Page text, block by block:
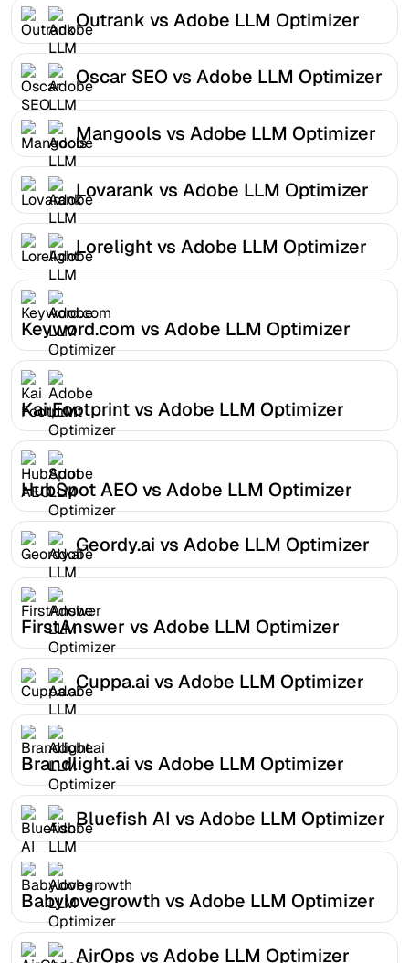
Outrank vs Adobe LLM Optimizer
Oscar SEO vs Adobe LLM Optimizer
Mangools vs Adobe LLM Optimizer
Lovarank vs Adobe LLM Optimizer
Lorelight vs Adobe LLM Optimizer
Keyword.com vs Adobe LLM Optimizer
Kai Footprint vs Adobe LLM Optimizer
HubSpot AEO vs Adobe LLM Optimizer
Geordy.ai vs Adobe LLM Optimizer
FirstAnswer vs Adobe LLM Optimizer
Cuppa.ai vs Adobe LLM Optimizer
Brandlight.ai vs Adobe LLM Optimizer
Bluefish AI vs Adobe LLM Optimizer
Babylovegrowth vs Adobe LLM Optimizer
AirOps vs Adobe LLM Optimizer